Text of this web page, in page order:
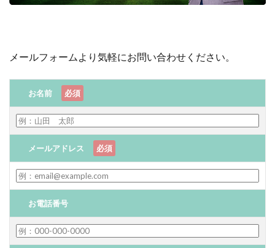
メールフォームより気軽にお問い合わせください。
お名前 必須
メールアドレス 必須
お電話番号